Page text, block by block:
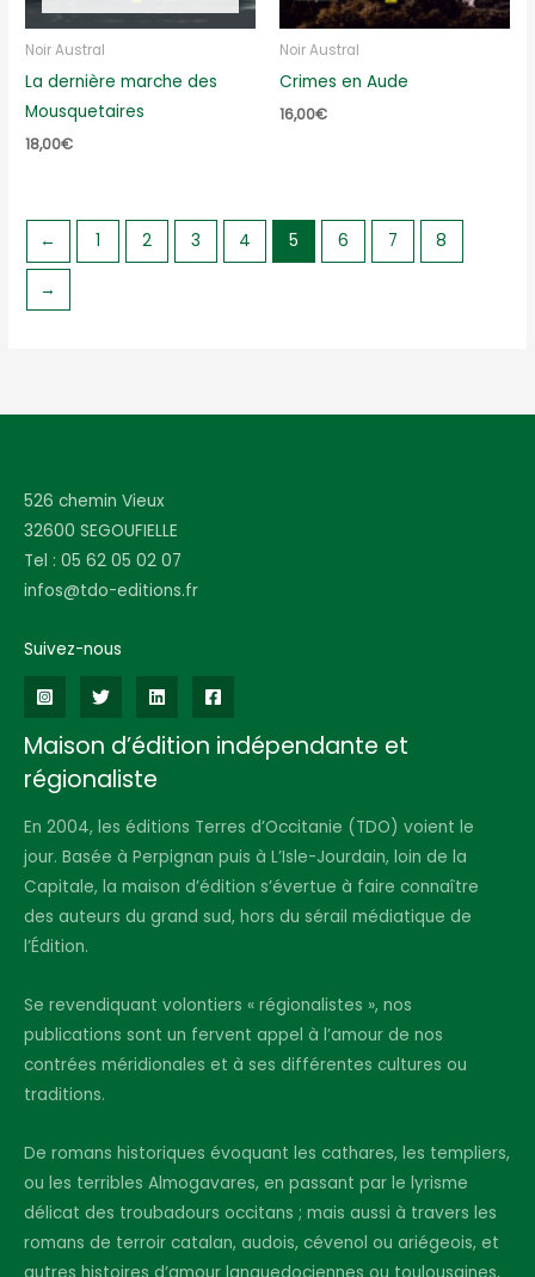
Noir Austral
La dernière marche des
Mousquetaires
18,00€
Noir Austral
Crimes en Aude
16,00€
← 1 2 3 4 5 6 7 8
→
526 chemin Vieux
32600 SEGOUFIELLE
Tel : 05 62 05 02 07
infos@tdo-editions.fr
Suivez-nous
Maison d’édition indépendante et
régionaliste
En 2004, les éditions Terres d’Occitanie (TDO) voient le
jour. Basée à Perpignan puis à L’Isle-Jourdain, loin de la
Capitale, la maison d’édition s’évertue à faire connaître
des auteurs du grand sud, hors du sérail médiatique de
l’Édition.
Se revendiquant volontiers « régionalistes », nos
publications sont un fervent appel à l’amour de nos
contrées méridionales et à ses différentes cultures ou
traditions.
De romans historiques évoquant les cathares, les templiers,
ou les terribles Almogavares, en passant par le lyrisme
délicat des troubadours occitans ; mais aussi à travers les
romans de terroir catalan, audois, cévenol ou ariégeois, et